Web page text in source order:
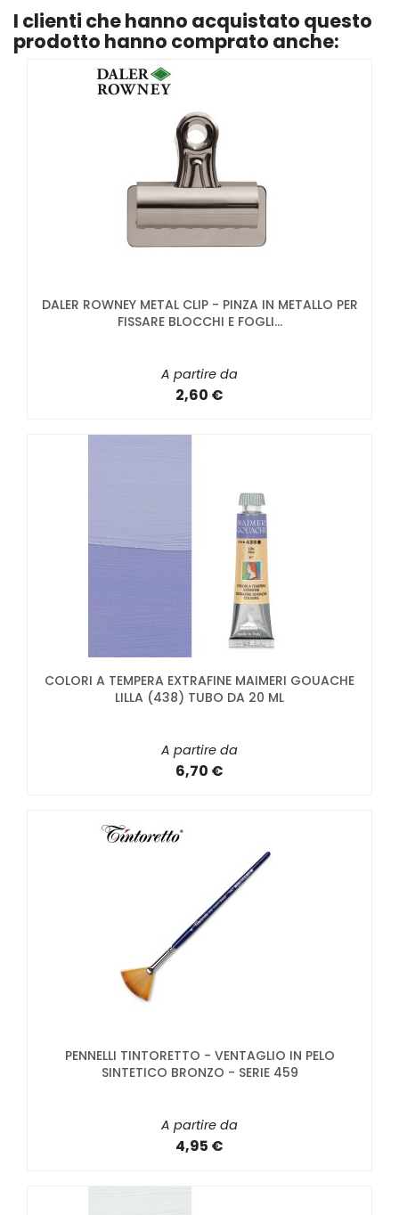
I clienti che hanno acquistato questo
prodotto hanno comprato anche:
DALER ROWNEY METAL CLIP - PINZA IN METALLO PER
FISSARE BLOCCHI E FOGLI...
A partire da
2,60 €
COLORI A TEMPERA EXTRAFINE MAIMERI GOUACHE
LILLA (438) TUBO DA 20 ML
A partire da
6,70 €
PENNELLI TINTORETTO - VENTAGLIO IN PELO
SINTETICO BRONZO - SERIE 459
A partire da
4,95 €